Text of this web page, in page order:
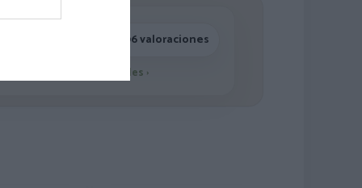
4,7/5 · 1.196 valoraciones
Ver detalles ›